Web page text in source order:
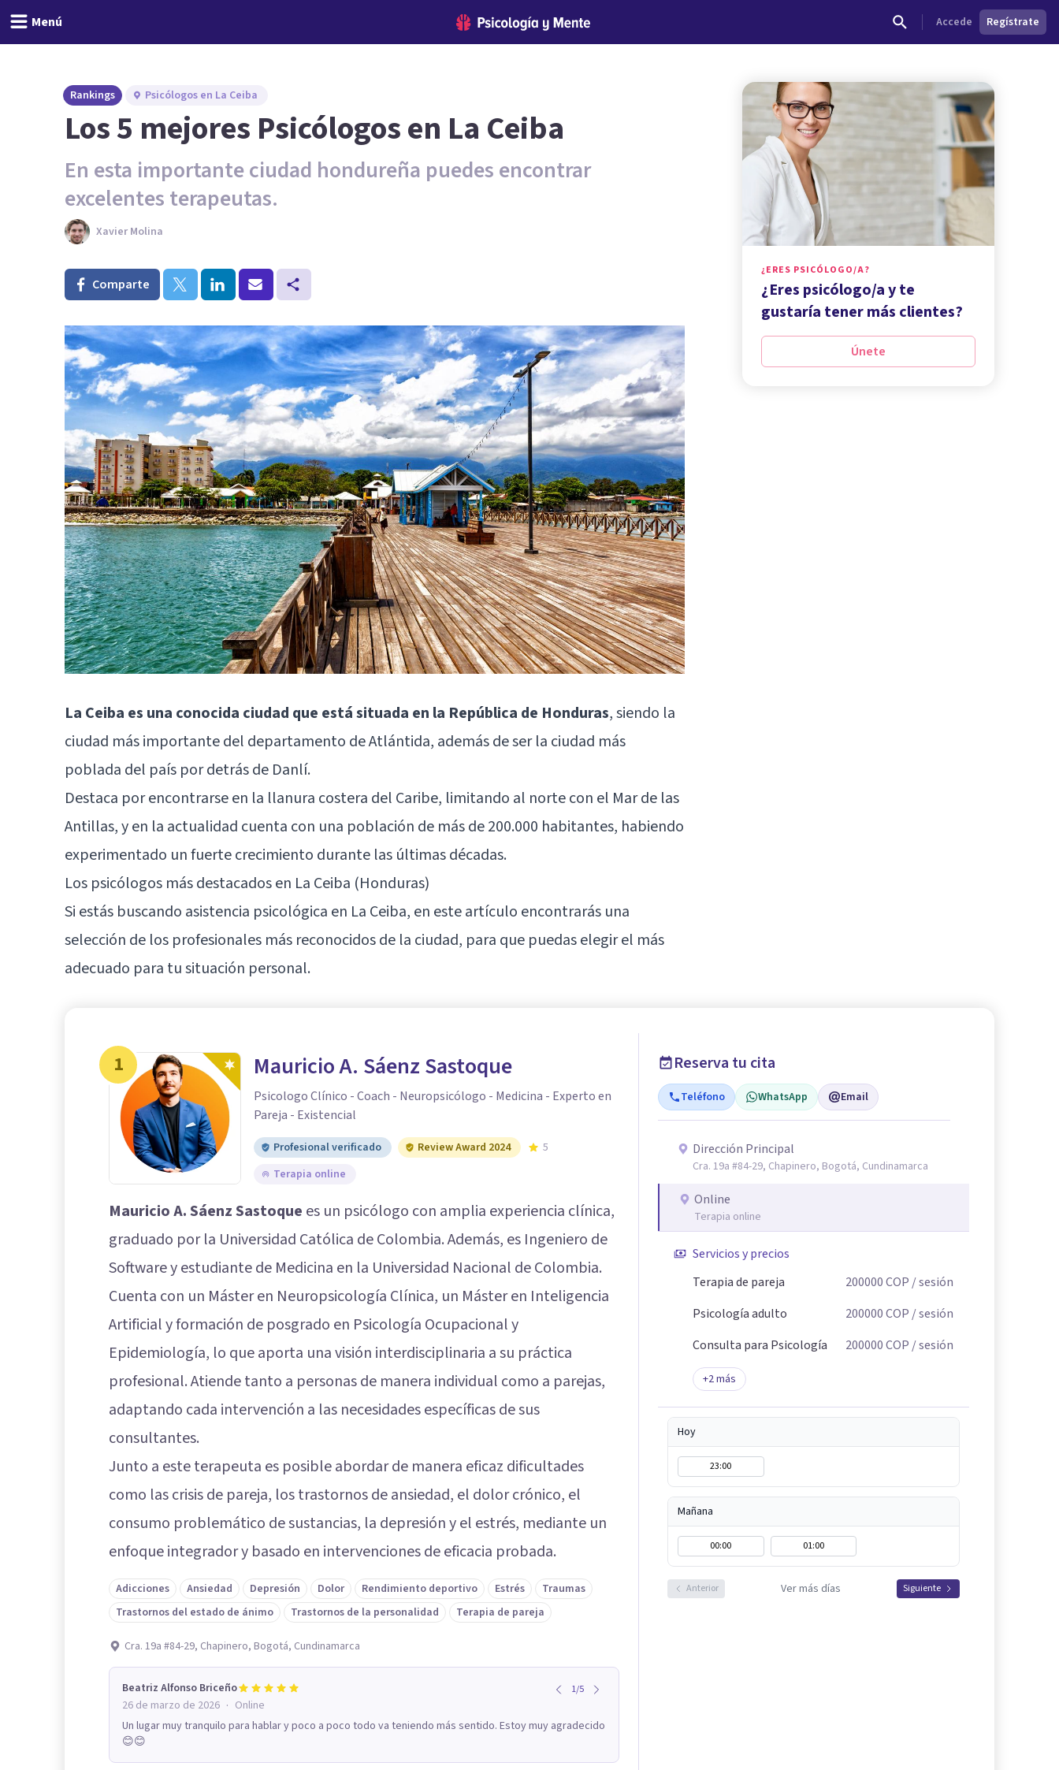
Menú Accede Regístrate
Rankings Psicólogos en La Ceiba
Los 5 mejores Psicólogos en La Ceiba
En esta importante ciudad hondureña puedes encontrar
excelentes terapeutas.
Xavier Molina
Comparte
La Ceiba es una conocida ciudad que está situada en la República de Honduras, siendo la
ciudad más importante del departamento de Atlántida, además de ser la ciudad más
poblada del país por detrás de Danlí.
Destaca por encontrarse en la llanura costera del Caribe, limitando al norte con el Mar de las
Antillas, y en la actualidad cuenta con una población de más de 200.000 habitantes, habiendo
experimentado un fuerte crecimiento durante las últimas décadas.
Los psicólogos más destacados en La Ceiba (Honduras)
Si estás buscando asistencia psicológica en La Ceiba, en este artículo encontrarás una
selección de los profesionales más reconocidos de la ciudad, para que puedas elegir el más
adecuado para tu situación personal.
¿ERES PSICÓLOGO/A?
¿Eres psicólogo/a y te
gustaría tener más clientes?
Únete
1 Mauricio A. Sáenz Sastoque
Psicologo Clínico - Coach - Neuropsicólogo - Medicina - Experto en
Pareja - Existencial
Profesional verificado Review Award 2024
5
Terapia online
Mauricio A. Sáenz Sastoque es un psicólogo con amplia experiencia clínica,
graduado por la Universidad Católica de Colombia. Además, es Ingeniero de
Software y estudiante de Medicina en la Universidad Nacional de Colombia.
Cuenta con un Máster en Neuropsicología Clínica, un Máster en Inteligencia
Artificial y formación de posgrado en Psicología Ocupacional y
Epidemiología, lo que aporta una visión interdisciplinaria a su práctica
profesional. Atiende tanto a personas de manera individual como a parejas,
adaptando cada intervención a las necesidades específicas de sus
consultantes.
Junto a este terapeuta es posible abordar de manera eficaz dificultades
como las crisis de pareja, los trastornos de ansiedad, el dolor crónico, el
consumo problemático de sustancias, la depresión y el estrés, mediante un
enfoque integrador y basado en intervenciones de eficacia probada.
Adicciones Ansiedad Depresión Dolor Rendimiento deportivo Estrés
Traumas
Trastornos del estado de ánimo
Trastornos de la personalidad Terapia de pareja
Cra. 19a #84-29, Chapinero, Bogotá, Cundinamarca
Beatriz Alfonso Briceño 1/5
26 de marzo de 2026 · Online
Un lugar muy tranquilo para hablar y poco a poco todo va teniendo más sentido. Estoy muy agradecido
😊😊
Reserva tu cita
Teléfono WhatsApp Email
Dirección Principal
Cra. 19a #84-29, Chapinero, Bogotá, Cundinamarca
Online
Terapia online
Servicios y precios
Terapia de pareja
200000COP / sesión
Psicología adulto
200000COP / sesión
Consulta para Psicología
200000COP / sesión
+2más
Hoy
23:00
Mañana
00:00 01:00
Anterior Ver más días Siguiente